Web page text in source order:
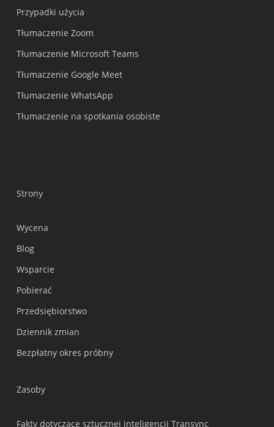
Przypadki użycia
Tłumaczenie Zoom
Tłumaczenie Microsoft Teams
Tłumaczenie Google Meet
Tłumaczenie WhatsApp
Tłumaczenie na spotkania osobiste
Strony
Wycena
Blog
Wsparcie
Pobierać
Przedsiębiorstwo
Dziennik zmian
Bezpłatny okres próbny
Zasoby
Fakty dotyczące sztucznej inteligencji Transync